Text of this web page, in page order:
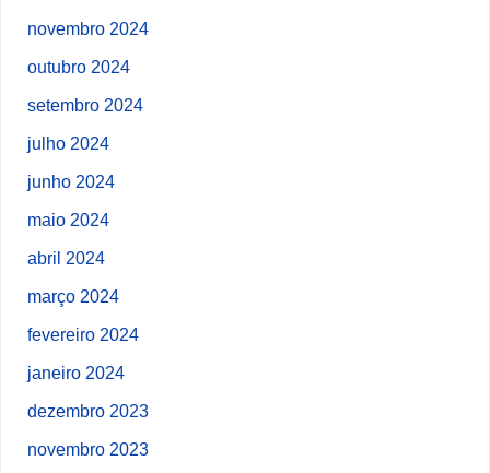
novembro 2024
outubro 2024
setembro 2024
julho 2024
junho 2024
maio 2024
abril 2024
março 2024
fevereiro 2024
janeiro 2024
dezembro 2023
novembro 2023